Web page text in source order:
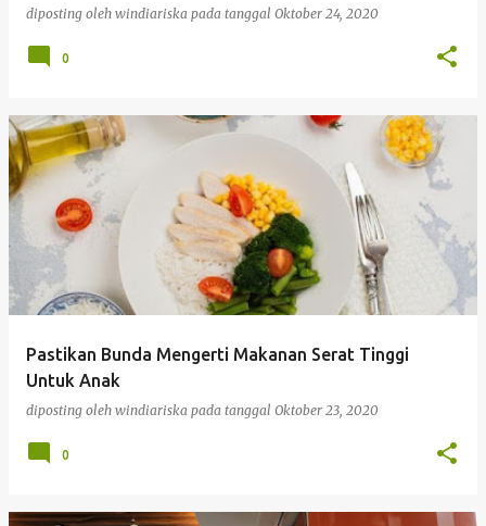
diposting oleh windiariska pada tanggal Oktober 24, 2020
0
Pastikan Bunda Mengerti Makanan Serat Tinggi
Untuk Anak
diposting oleh windiariska pada tanggal Oktober 23, 2020
0